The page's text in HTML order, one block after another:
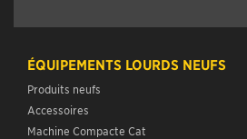
ÉQUIPEMENTS LOURDS NEUFS
Produits neufs
Accessoires
Machine Compacte Cat